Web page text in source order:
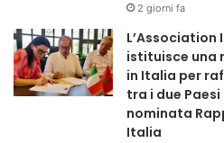
2 giorni fa
L’Association
istituisce una
in Italia per
tra i due
nominata
Italia